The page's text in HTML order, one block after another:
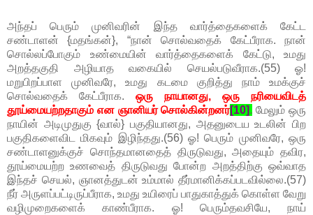
அந்தப் பெரும் முனிவரின் இந்த வார்த்தைகளைக் கேட்ட
சண்டாளன் {மதங்கன்}, “நான் சொல்வதைக் கேட்பீராக. நான்
சொல்லப்போகும் உண்மையின் வார்த்தைகளைக் கேட்டு, உமது
அறத்தகுதி அழியாத வகையில் செயல்படுவீராக.(55) ஓ!
மறுபிறப்பாள முனிவரே, உமது கடமை குறித்து நாம் உமக்குச்
சொல்வதைக் கேட்பீராக. ஒரு நாயானது, ஒரு நரியைவிடத்
தூய்மையற்றதாகும் என ஞானியர் சொல்கின்றனர்[10]. மேலும் ஒரு
நாயின் அடிமுதுகு {வால்} பகுதியானது, அதனுடைய உடலின் பிற
பகுதிகளைவிட மிகவும் இழிந்தது.(56) ஓ! பெரும் முனிவரே, ஒரு
சண்டாளனுக்குச் சொந்தமானதைத் திருடுவது, அதையும் தவிர,
தூய்மையற்ற உணவைத் திருடுவது போன்ற அறத்திற்கு ஒவ்வாத
இந்தச் செயல், ஞானத்துடன் உம்மால் தீர்மானிக்கப்படவில்லை.(57)
நீர் அருளப்பட்டிருப்பீராக, உமது உயிரைப் பாதுகாத்துக் கொள்ள வேறு
வழிமுறைகளைக் காண்பீராக. ஓ! பெரும்தவசியே, நாய்